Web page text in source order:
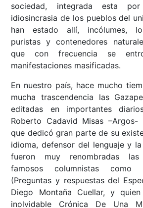
sociedad, integrada esta
idiosincrasia de los pueblos del
han estado allí, incólumes,
puristas y contenedores
que con frecuencia se
manifestaciones masificadas.
En nuestro país, hace mucho
mucha trascendencia las
editadas en importantes
Roberto Cadavid Misas
que dedicó gran parte de su
idioma, defensor del lenguaje y
fueron muy renombradas
famosos columnistas como
(Preguntas y respuestas del
Diego Montaña Cuellar, y
inolvidable Crónica De Una